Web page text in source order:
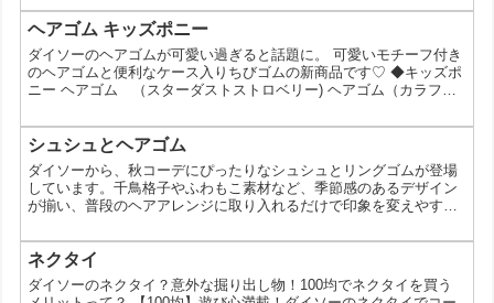
ンピースを着るときに、ストッキングを履く機会が増えていません
か？でも、ストッキングは意外と高価なものですよね。そんなスト
ッキングが、なんとダイソーで100円で売ってるんだって！ えー、
100円でストッキングなんて大丈夫なの？っ...
ヘアゴム キッズポニー
ダイソーのヘアゴムが可愛い過ぎると話題に。 可愛いモチーフ付き
のヘアゴムと便利なケース入りちびゴムの新商品です♡ ◆キッズポ
ニー ヘアゴム （スターダストストロベリー) ヘアゴム（カラフル
リー＆ベリー） ヘアゴム（ロリポップ） ヘアゴム（フラワーバニ
ー） ◆ミニヘアゴム（ケース） ミニヘアゴム（ロリポップケース
入） ミニヘアゴム（電球ケース入） ミニヘアゴム（ラビットケー
ス入） 各種100円(税抜) この投稿をIn...
シュシュとヘアゴム
ダイソーから、秋コーデにぴったりなシュシュとリングゴムが登場
しています。千鳥格子やふわもこ素材など、季節感のあるデザイン
が揃い、普段のヘアアレンジに取り入れるだけで印象を変えやすい
も現実的です。 秋らしさを取り入れやすいヘアアクセ 今回のアイ
テムは、季節感を意識した柄と素材が特徴です。千鳥格子は落ち着
いた印象を与えやすく、カジュアルにもきれいめにも合わせやすい
デザイン。一方、ふわもこタイプは柔らかい質感で、見た目にも...
ネクタイ
ダイソーのネクタイ？意外な掘り出し物！100均でネクタイを買う